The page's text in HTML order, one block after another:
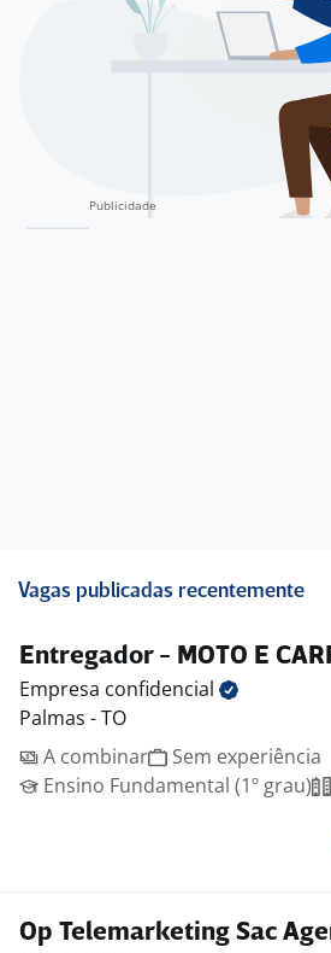
Vagas publicadas recentemente
Entregador - MOTO E
Empresa confidencial
Palmas - TO
A combinar
Sem experiência
Ensino Fundamental (1º grau)
Op Telemarketing Sac